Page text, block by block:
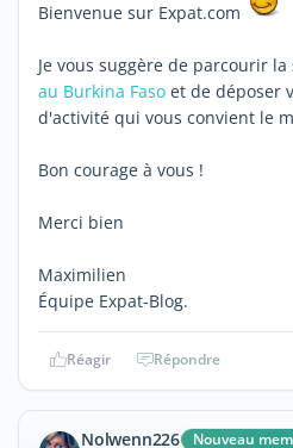
Bienvenue sur Expat.com
Je vous suggère de parcourir la
au Burkina Faso et de déposer
d'activité qui vous convient le
Bon courage à vous !
Merci bien
Maximilien
Équipe Expat-Blog.
Réagir Répondre
Nolwenn226 Nouveau